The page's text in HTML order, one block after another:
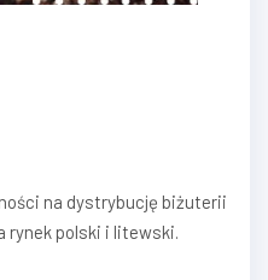
na dystrybucję biżuterii
rynek polski i litewski.